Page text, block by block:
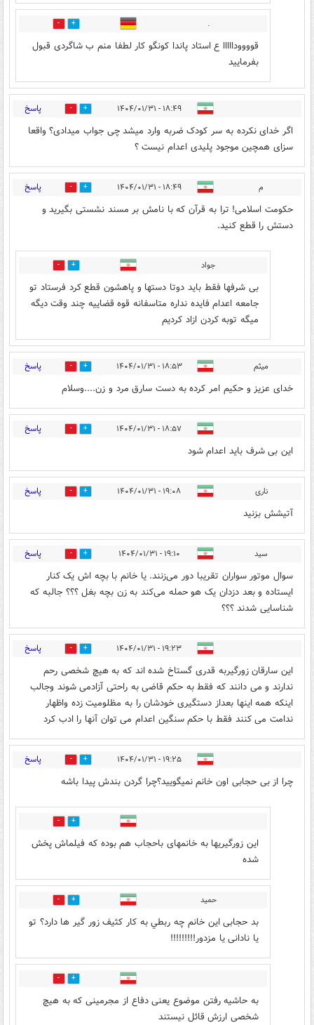
.
0
قوووودااااا ع استاد پاندا کونگو کار لطفا منم ب شاگردی قبول
بفرمایید
۱۸:۴۹ - ۱۴۰۴/۰۱/۳۱ 7 پاسخ
اگر خدای نکرده به سر کودک ضربه وارد میشد چی جواب میدادی؟ واقعا
سزای همچین موجود پلیدی اعدام نیست ؟
م ۱۸:۴۹ - ۱۴۰۴/۰۱/۳۱ 6 پاسخ
حکومت اسلامی! ترا به قرآن که با نامش بر مسند نشستی بگیرید و
دستش را قطع کنید.
جواد 0
بی شرفها فقط باید دوتا دستها و پاهشون قطع کرد فرستاد تو
جامعه اعدام فایده نداره متاسفانه قوه قضاییه چند وقت دیگه
میگه توبه کردن ازاد کردیم
میثم ۱۸:۵۳ - ۱۴۰۴/۰۱/۳۱ 5 پاسخ
خدای عزیز و حکیم امر کرده به دست سارق مرد و زن....وسلام
۱۸:۵۷ - ۱۴۰۴/۰۱/۳۱ 7 پاسخ
این بی شرف باید اعدام شود
ناری ۱۹:۰۸ - ۱۴۰۴/۰۱/۳۱ 5 پاسخ
آتیشش بزنید
سید ۱۹:۱۰ - ۱۴۰۴/۰۱/۳۱ 0 پاسخ
سوال موتور سواران تقریبا دور می‌زنند. یا خانم با بچه اش یک کنار
ایستاده و بعد دزدان یک هو حمله می‌کند به زن بچه بغل ؟؟؟ جالبه که
شناسایی شدند ؟؟؟
۱۹:۲۳ - ۱۴۰۴/۰۱/۳۱ 6 پاسخ
این سارقان زورگیربه قدری گستاخ شده اند که به هیچ شخصی رحم
ندارند و می دانند که فقط به حکم قاضی به راحتی آزادمی شوند وجالب
اینکه همه اینها بعداز دستگیری خودشان را به مظلومیت زده واظهار
ندامت می کنند فقط با حکم سنگین اعدام می توان آنها را ادب کرد
۱۹:۲۵ - ۱۴۰۴/۰۱/۳۱ 2 پاسخ
چرا از بی حجابی اون خانم نمیگویید؟چرا گردن بندش پیدا باشه
9
این زورگیریها به خانمهای باحجاب هم بوده که فیلماش پخش
شده
حمید 10
بد حجابی این خانم چه ربطي به کار کثيف زور گیر ها دارد؟ تو
یا نادانی یا مزدور!!!!!!!!!
10
به حاشیه رفتن موضوع یعنی دفاع از مجرمینی که به هیچ
شخصی ارزش قائل نیستند